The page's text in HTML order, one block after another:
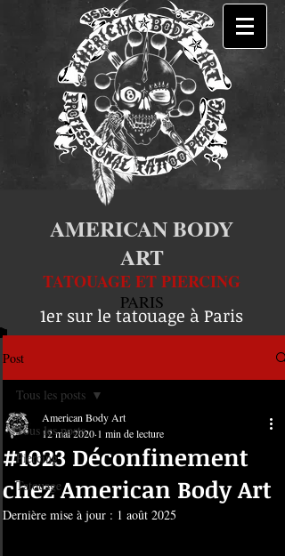
AMERICAN BODY
ART
TATOUAGE ET PIERCING
PARIS
1er sur le tatouage à Paris
Post
Tous les posts
Piercing
Tatouage
Tous les posts
#1023 Déconfinement
chez American Body Art
American Body Art
12 mai 2020 1 min de lecture
Dernière mise à jour : 1 août 2025